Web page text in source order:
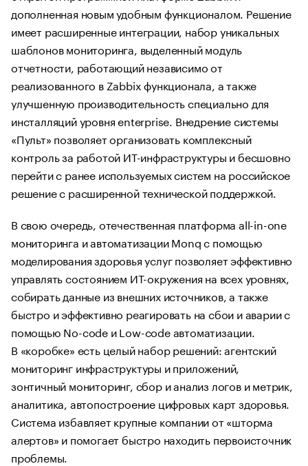
дополненная новым удобным функционалом. Решение
имеет расширенные интеграции, набор уникальных
шаблонов мониторинга, выделенный модуль
отчетности, работающий независимо от
реализованного в Zabbix функционала, а также
улучшенную производительность специально для
инсталляций уровня enterprise. Внедрение системы
«Пульт» позволяет организовать комплексный
контроль за работой ИТ-инфраструктуры и бесшовно
перейти с ранее используемых систем на российское
решение с расширенной технической поддержкой.
В свою очередь, отечественная платформа all-in-one
мониторинга и автоматизации Monq с помощью
моделирования здоровья услуг позволяет эффективно
управлять состоянием ИТ-окружения на всех уровнях,
собирать данные из внешних источников, а также
быстро и эффективно реагировать на сбои и аварии с
помощью No-code и Low-code автоматизации.
В «коробке» есть целый набор решений: агентский
мониторинг инфраструктуры и приложений,
зонтичный мониторинг, сбор и анализ логов и метрик,
аналитика, автопостроение цифровых карт здоровья.
Система избавляет крупные компании от «шторма
алертов» и помогает быстро находить первоисточник
проблемы.